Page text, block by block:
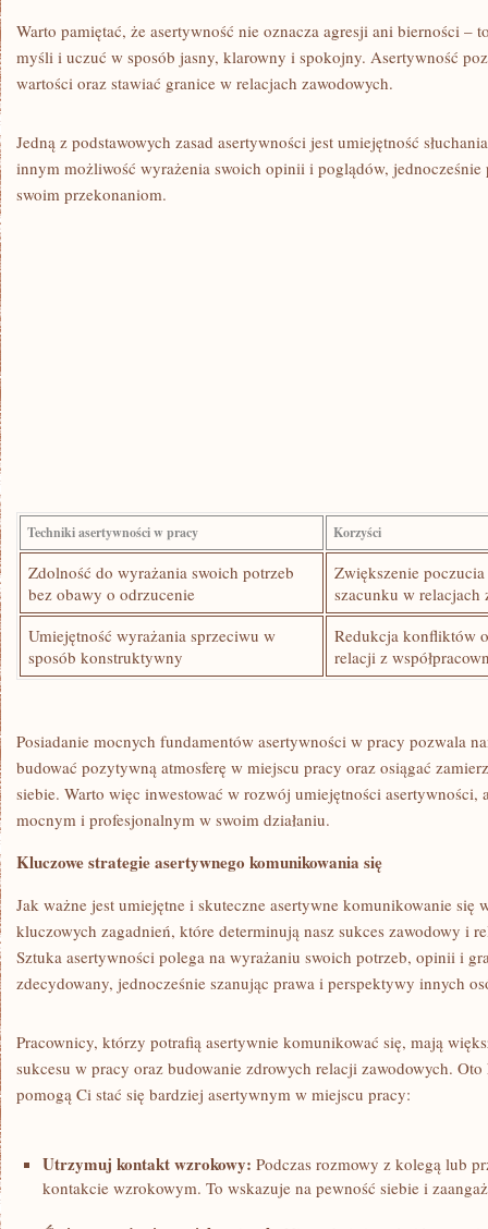
Warto‌ pamiętać, że asertywność nie oznacza​ agresji ani bierności –
myśli i ‌uczuć ⁢w ‌sposób ⁢jasny, klarowny i​ spokojny. Asertywność
wartości⁤ oraz stawiać granice⁣ w ⁤relacjach ⁢zawodowych.
Jedną z⁣ podstawowych zasad asertywności ‌jest umiejętność
innym możliwość wyrażenia swoich ‍opinii i poglądów,
swoim przekonaniom.
Techniki⁤ asertywności w pracy Korzyści
Zdolność ​do wyrażania swoich ⁤potrzeb
bez obawy o odrzucenie
Zwiększenie⁣
szacunku w relacjach
Umiejętność ‍wyrażania ​sprzeciwu w
sposób konstruktywny
Redukcja‍ konfliktów⁤
relacji z
Posiadanie mocnych ‍fundamentów asertywności​ w pracy pozwala
budować pozytywną​ atmosferę w‌ miejscu pracy oraz osiągać
⁣siebie.⁣ Warto więc⁣ inwestować ⁤w rozwój umiejętności⁣ asertywności,
mocnym i profesjonalnym w swoim działaniu.
Kluczowe strategie asertywnego komunikowania się
Jak ważne jest‍ umiejętne ⁢i skuteczne asertywne komunikowanie się
kluczowych zagadnień, które determinują⁤ nasz⁣ sukces ‍zawodowy i
Sztuka asertywności⁢ polega ⁣na wyrażaniu swoich potrzeb, opinii‌ i
zdecydowany, jednocześnie ⁢szanując prawa i ​perspektywy innych
Pracownicy, którzy potrafią asertywnie komunikować się, ⁣mają
sukcesu w pracy oraz budowanie ⁢zdrowych relacji​ zawodowych.
pomogą Ci stać się bardziej‍ asertywnym w miejscu pracy:
Utrzymuj kontakt wzrokowy: ⁣Podczas ⁤rozmowy z kolegą lub⁤
kontakcie wzrokowym. To wskazuje na pewność siebie i